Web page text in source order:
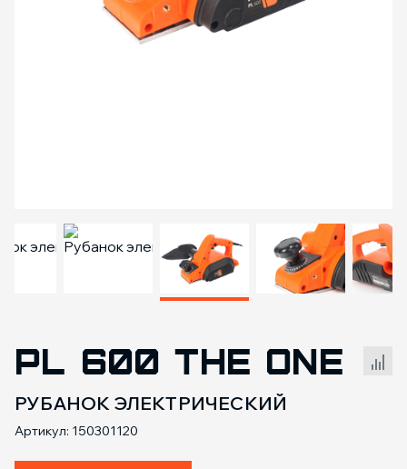
PL 600 THE ONE
РУБАНОК ЭЛЕКТРИЧЕСКИЙ
Сравнение товаров
Артикул: 150301120